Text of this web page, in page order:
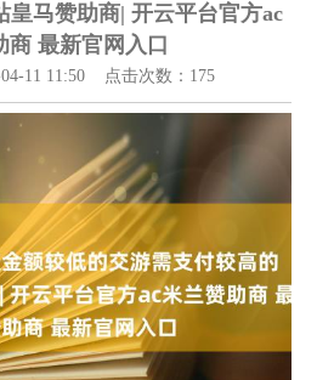
皇马赞助商| 开云平台官方ac
商 最新官网入口
11 11:50 点击次数：175